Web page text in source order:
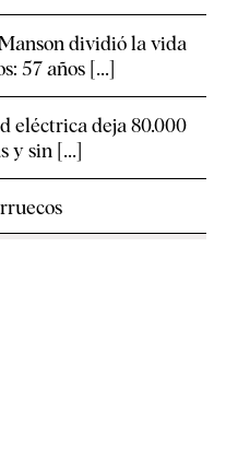
dividió la vida
57 años [...]
eléctrica deja 80.000
y sin [...]